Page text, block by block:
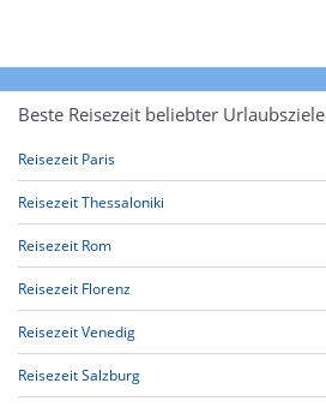
Beste Reisezeit beliebter Urlaubsziele
Reisezeit Paris
Reisezeit Thessaloniki
Reisezeit Rom
Reisezeit Florenz
Reisezeit Venedig
Reisezeit Salzburg